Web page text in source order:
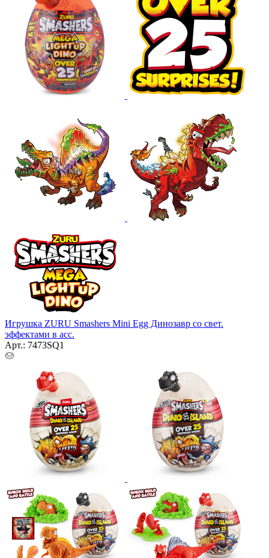
Игрушка ZURU Smashers Mini Egg Динозавр со свет.
эффектами в асс.
Арт.: 7473SQ1